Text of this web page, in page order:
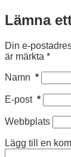
Lämna
Din e-
är märkta *
Namn *
E-post *
Webbplats
Lägg till en